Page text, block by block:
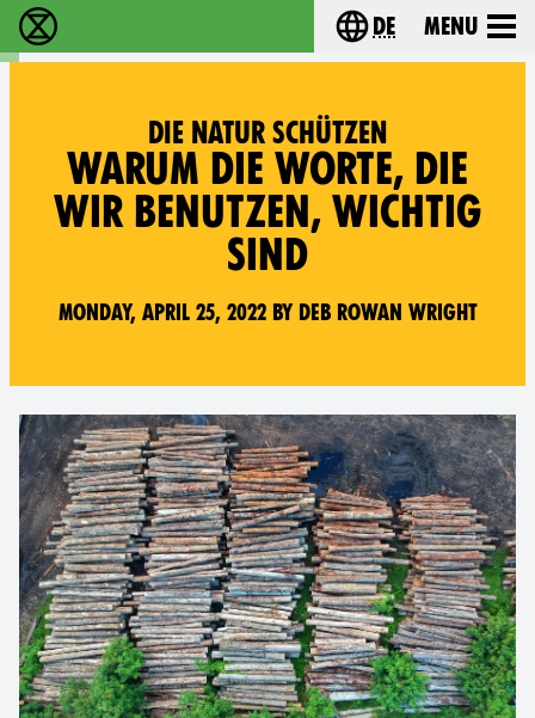
extinction rebellion - Home Choose your
de Menu
DIE NATUR SCHÜTZEN
WARUM DIE WORTE, DIE
WIR BENUTZEN, WICHTIG
SIND
Monday, April 25, 2022 by Deb Rowan Wright